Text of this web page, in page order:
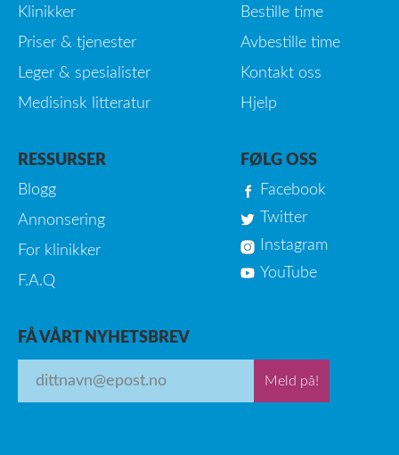
Klinikker
Priser & tjenester
Leger & spesialister
Medisinsk litteratur
Bestille time
Avbestille time
Kontakt oss
Hjelp
RESSURSER
Blogg
Annonsering
For klinikker
F.A.Q
FØLG OSS
Facebook
Twitter
Instagram
YouTube
FÅ VÅRT NYHETSBREV
Meld på!